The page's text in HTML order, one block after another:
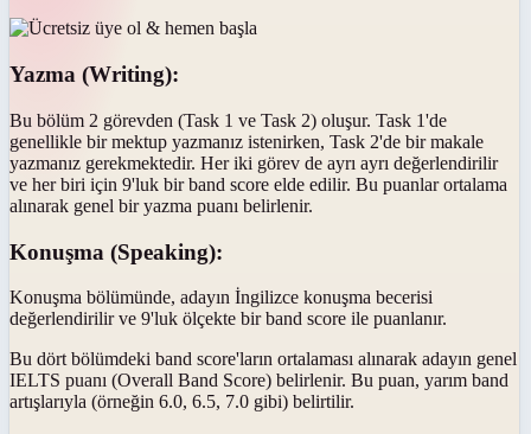
Yazma (Writing):
Bu bölüm 2 görevden (Task 1 ve Task 2) oluşur. Task 1'de
genellikle bir mektup yazmanız istenirken, Task 2'de bir makale
yazmanız gerekmektedir. Her iki görev de ayrı ayrı değerlendirilir
ve her biri için 9'luk bir band score elde edilir. Bu puanlar ortalama
alınarak genel bir yazma puanı belirlenir.
Konuşma (Speaking):
Konuşma bölümünde, adayın İngilizce konuşma becerisi
değerlendirilir ve 9'luk ölçekte bir band score ile puanlanır.
Bu dört bölümdeki band score'ların ortalaması alınarak adayın genel
IELTS puanı (Overall Band Score) belirlenir. Bu puan, yarım band
artışlarıyla (örneğin 6.0, 6.5, 7.0 gibi) belirtilir.